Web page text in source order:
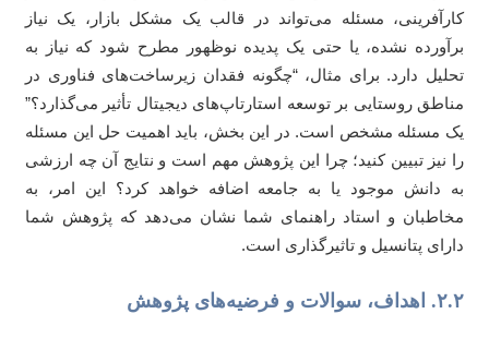
مسئله می‌تواند در قالب یک مشکل بازار، یک نیاز
نشده، یا حتی یک پدیده نوظهور مطرح شود که نیاز به
دارد. برای مثال، “چگونه فقدان زیرساخت‌های فناوری در
روستایی بر توسعه استارتاپ‌های دیجیتال تأثیر می‌گذارد؟”
مسئله مشخص است. در این بخش، باید اهمیت حل این مسئله
نیز تبیین کنید؛ چرا این پژوهش مهم است و نتایج آن چه ارزشی
دانش موجود یا به جامعه اضافه خواهد کرد؟ این امر، به
و استاد راهنمای شما نشان می‌دهد که پژوهش شما
پتانسیل و تاثیرگذاری است.